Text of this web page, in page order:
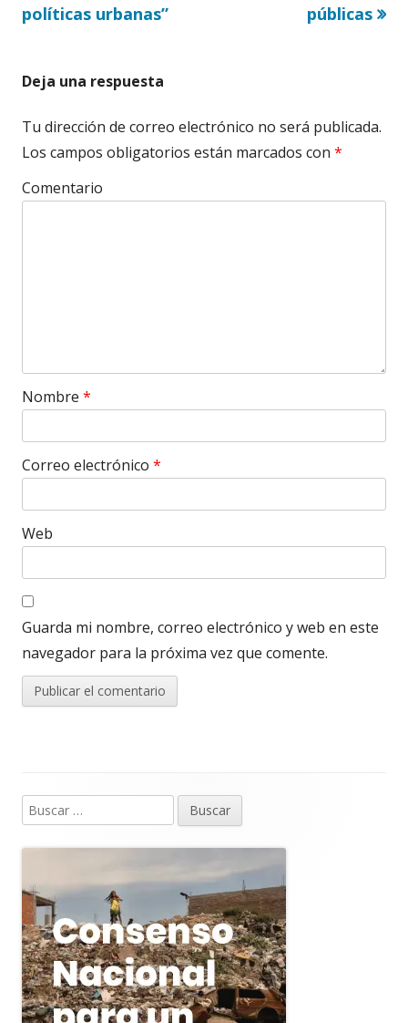
entradas
políticas urbanas”
públicas
Deja una respuesta
Tu dirección de correo electrónico no será publicada.
Los campos obligatorios están marcados con *
Comentario
Nombre *
Correo electrónico *
Web
Guarda mi nombre, correo electrónico y web en este
navegador para la próxima vez que comente.
Barra
lateral
principal
Buscar: